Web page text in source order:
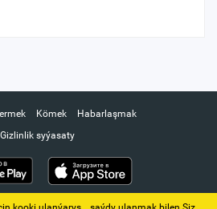
Kömek
Habarlaşmak
Gizlinlik syýasaty